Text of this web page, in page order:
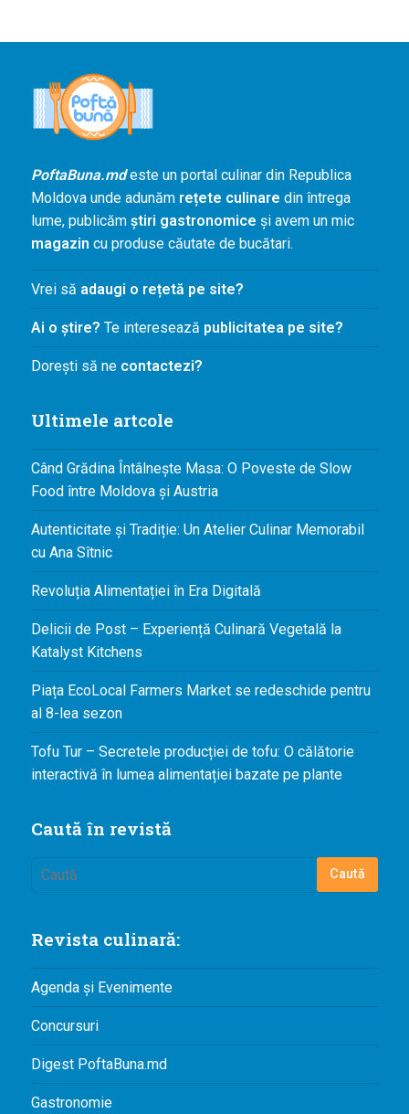
PoftaBuna.mdeste un portal culinar din Republica
Moldova unde adunăm rețete culinare din întrega
lume, publicăm știri gastronomice și avem un mic
magazin cu produse căutate de bucătari.
Vrei să adaugi o rețetă pe site?
Ai o știre? Te interesează publicitatea pe site?
Dorești să necontactezi?
Ultimele artcole
Când Grădina Întâlnește Masa: O Poveste de Slow
Food între Moldova și Austria
Autenticitate și Tradiție: Un Atelier Culinar Memorabil
cu Ana Sîtnic
Revoluția Alimentației în Era Digitală
Delicii de Post – Experiență Culinară Vegetală la
Katalyst Kitchens
Piața EcoLocal Farmers Market se redeschide pentru
al 8-lea sezon
Tofu Tur – Secretele producției de tofu: O călătorie
interactivă în lumea alimentației bazate pe plante
Caută în revistă
Revista culinară:
Agenda și Evenimente
Concursuri
Digest PoftaBuna.md
Gastronomie